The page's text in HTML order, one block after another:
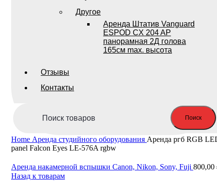
Другое
Аренда Штатив Vanguard
ESPOD CX 204 AP
панорамная 2Д голова
165см max. высота
Отзывы
Контакты
Поиск
Home Аренда студийного оборудования Аренда ргб RGB
panel Falcon Eyes LE-576A rgbw
Аренда накамерной вспышки Canon, Nikon, Sony, Fuji 800,00
Назад к товарам